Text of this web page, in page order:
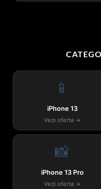
📱
iPhone 13
Vezi oferta →
📸
iPhone 13 Pro
Vezi oferta →